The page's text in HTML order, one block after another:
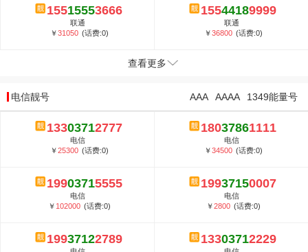
15515553666
联通
￥31050 (话费:0)
15544189999
联通
￥36800 (话费:0)
查看更多
电信靓号 1349能量号
AAAA
AAA
13303712777
电信
￥25300 (话费:0)
18037861111
电信
￥34500 (话费:0)
19903715555
电信
￥ 102000 (话费:0)
19937150007
电信
￥2800 (话费:0)
19937122789 13303712229